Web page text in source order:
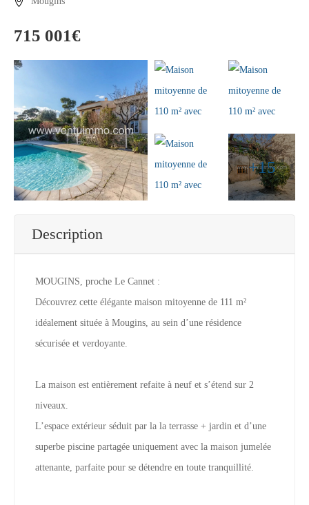
715 001€
+15
Description
MOUGINS, proche Le Cannet :
Découvrez cette élégante maison mitoyenne de 111 m²
idéalement située à Mougins, au sein d’une résidence
sécurisée et verdoyante.
La maison est entièrement refaite à neuf et s’étend sur 2
niveaux.
L’espace extérieur séduit par la la terrasse + jardin et d’une
superbe piscine partagée uniquement avec la maison jumelée
attenante, parfaite pour se détendre en toute tranquillité.